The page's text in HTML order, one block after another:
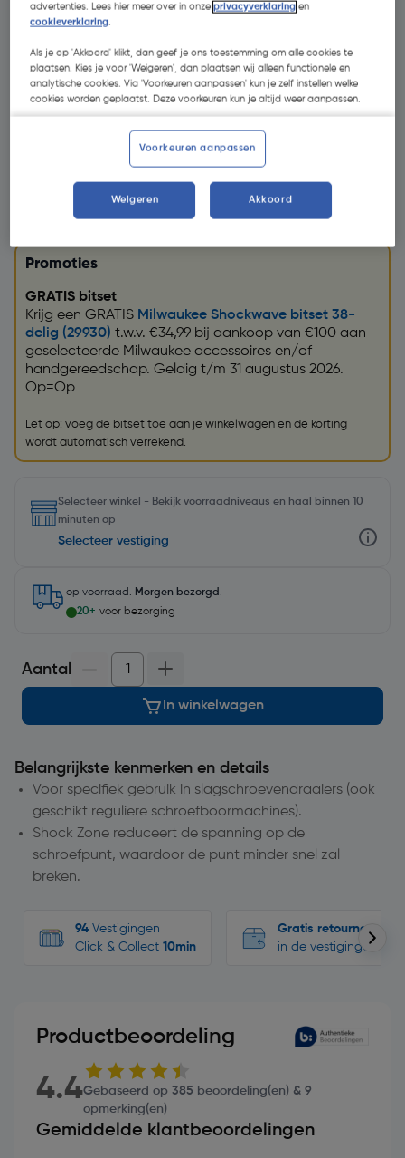
€ 1,52
€ 0,95
Kies productvariant(56)
Promoties
GRATIS bitset
Krijg een GRATIS Milwaukee Shockwave bitset 38-
delig (29930) t.w.v. €34,99 bij aankoop van €100 aan
geselecteerde Milwaukee accessoires en/of
handgereedschap. Geldig t/m 31 augustus 2026.
Op=Op
Let op: voeg de bitset toe aan je winkelwagen en de korting
wordt automatisch verrekend.
Selecteer winkel - Bekijk voorraadniveaus en haal binnen 10
minuten op
Selecteer vestiging
op voorraad. Morgen bezorgd .
20+ voor bezorging
Aantal
In winkelwagen
Belangrijkste kenmerken en details
Voor specifiek gebruik in slagschroevendraaiers (ook
geschikt reguliere schroefboormachines).
Shock Zone reduceert de spanning op de
schroefpunt, waardoor de punt minder snel zal
breken.
94 Vestigingen
Click & Collect 10min
Gratis retourneren
in de vestigingen
Productbeoordeling
4.4Gebaseerd op 385 beoordeling(en) & 9
opmerking(en)
Gemiddelde klantbeoordelingen
advertenties. Lees hier meer over in onzeprivacyverklaring en
cookieverklaring.
Als je op 'Akkoord' klikt, dan geef je ons toestemming om alle cookies te
plaatsen. Kies je voor 'Weigeren', dan plaatsen wij alleen functionele en
analytische cookies. Via 'Voorkeuren aanpassen' kun je zelf instellen welke
cookies worden geplaatst. Deze voorkeuren kun je altijd weer aanpassen.
Voorkeuren aanpassen
Weigeren Akkoord